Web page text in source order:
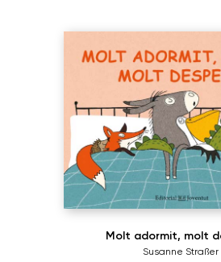
Molt adormit, molt
Susanne Straßer